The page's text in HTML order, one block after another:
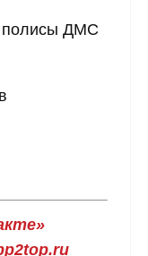
полисы ДМС